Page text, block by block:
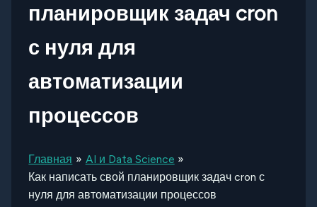
планировщик задач cron
с нуля для
автоматизации
процессов
Главная
AI и Data Science
Как написать свой планировщик задач cron с
нуля для автоматизации процессов